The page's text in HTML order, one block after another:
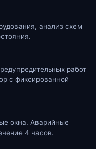
анализ схем
работ
с фиксированной
окна. Аварийные
4 часов.